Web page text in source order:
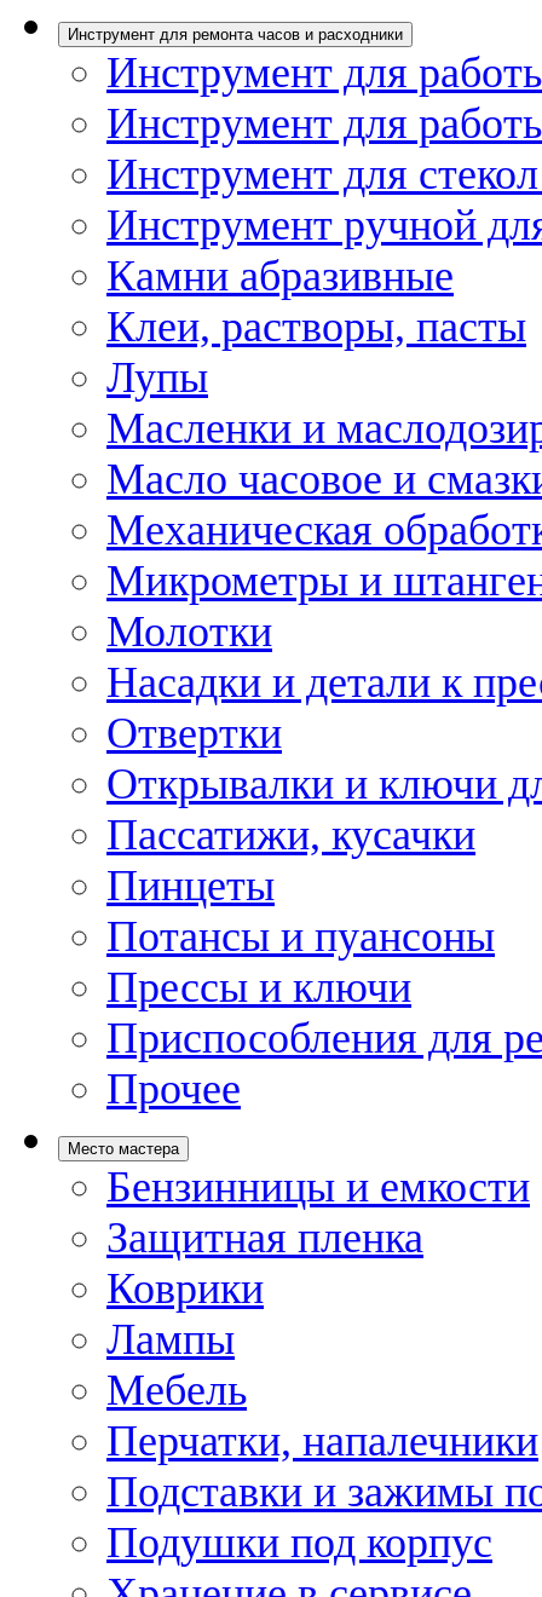
Инструмент для ремонта часов и расходники
Инструмент для
Инструмент для
Инструмент для
Инструмент ручной
Камни абразивные
Клеи, растворы, пасты
Лупы
Масленки и
Масло часовое и
Механическая
Микрометры и
Молотки
Насадки и детали к
Отвертки
Открывалки и ключи
Пассатижи, кусачки
Пинцеты
Потансы и пуансоны
Прессы и ключи
Приспособления для
Прочее
Место мастера
Бензинницы и емкости
Защитная пленка
Коврики
Лампы
Мебель
Перчатки, напалечники
Подставки и зажимы
Подушки под корпус